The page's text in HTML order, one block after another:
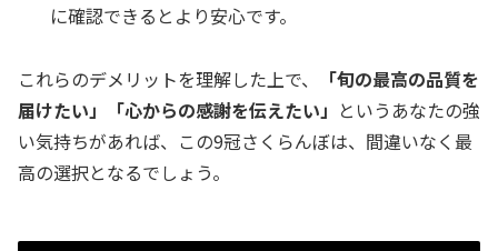
に確認できるとより安心です。
これらのデメリットを理解した上で、
「旬の最高の品質を
届けたい」「心からの感謝を伝えたい」 というあなたの強
い気持ちがあれば、この9冠さくらんぼは、間違いなく最
高の選択となるでしょう。